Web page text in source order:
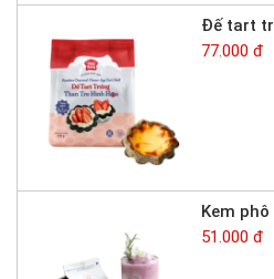
Đế tart
77.000 đ
Kem
51.000 đ